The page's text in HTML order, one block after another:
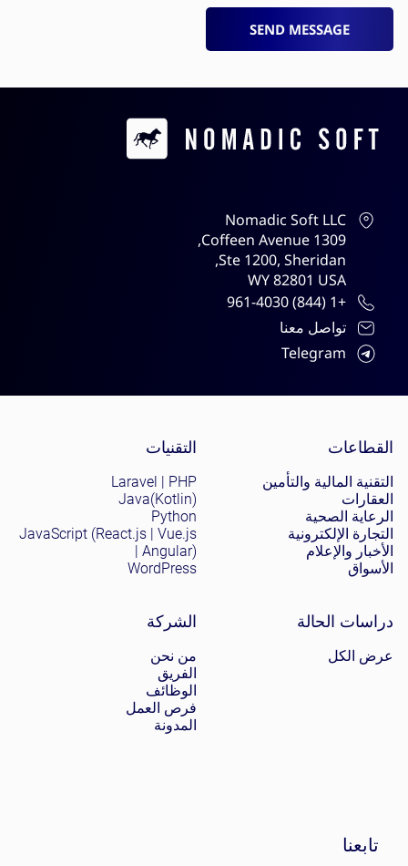
SEND MESSAGE
Contacts
Nomadic Soft LLC
1309 Coffeen Avenue,
Ste 1200, Sheridan,
WY 82801 USA
+1 (844) 961-4030
تواصل معنا
Telegram
Site menu
القطاعات
التقنية المالية والتأمين
العقارات
الرعاية الصحية
التجارة الإلكترونية
الأخبار والإعلام
الأسواق
التقنيات
Laravel | PHP
Java(Kotlin)
Python
JavaScript (React.js | Vue.js
| Angular)
WordPress
دراسات الحالة
عرض الكل
الشركة
من نحن
الفريق
الوظائف
فرص العمل
المدونة
تابعنا